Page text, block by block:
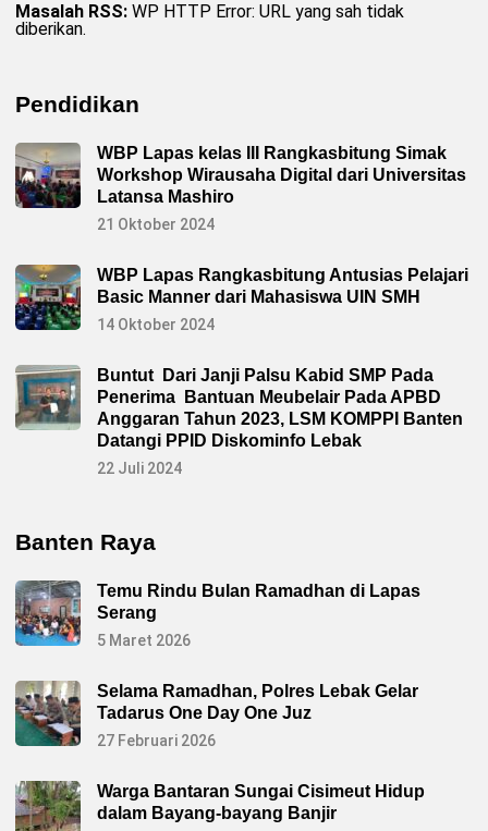
Masalah RSS: WP HTTP Error: URL yang sah tidak
diberikan.
Pendidikan
WBP Lapas kelas III Rangkasbitung Simak
Workshop Wirausaha Digital dari Universitas
Latansa Mashiro
21 Oktober 2024
WBP Lapas Rangkasbitung Antusias Pelajari
Basic Manner dari Mahasiswa UIN SMH
14 Oktober 2024
Buntut Dari Janji Palsu Kabid SMP Pada
Penerima Bantuan Meubelair Pada APBD
Anggaran Tahun 2023, LSM KOMPPI Banten
Datangi PPID Diskominfo Lebak
22 Juli 2024
Banten Raya
Temu Rindu Bulan Ramadhan di Lapas
Serang
5 Maret 2026
Selama Ramadhan, Polres Lebak Gelar
Tadarus One Day One Juz
27 Februari 2026
Warga Bantaran Sungai Cisimeut Hidup
dalam Bayang-bayang Banjir